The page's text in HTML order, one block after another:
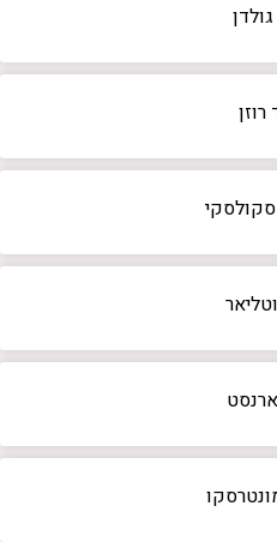
רוזן